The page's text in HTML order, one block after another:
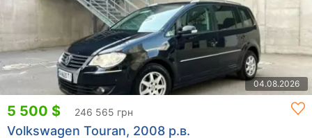
04.08.2026
5 500 $ 246 565 грн
Volkswagen Touran, 2008 р.в.